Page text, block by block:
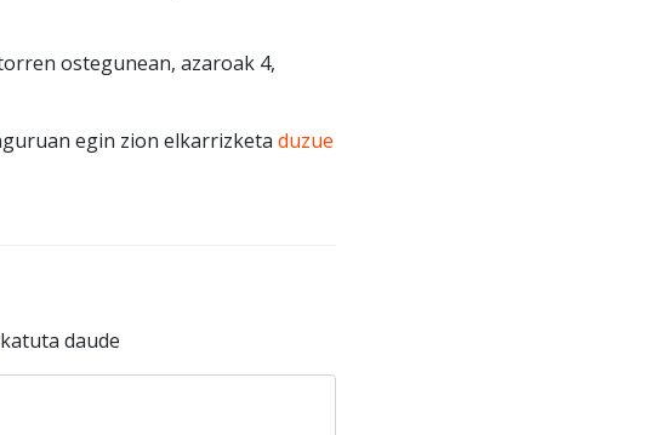
ostegunean, azaroak 4,
egin zion elkarrizketa duzue
daude